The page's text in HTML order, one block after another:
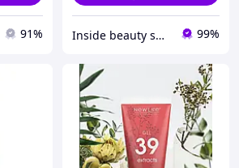
91% Inside beauty shop 99%